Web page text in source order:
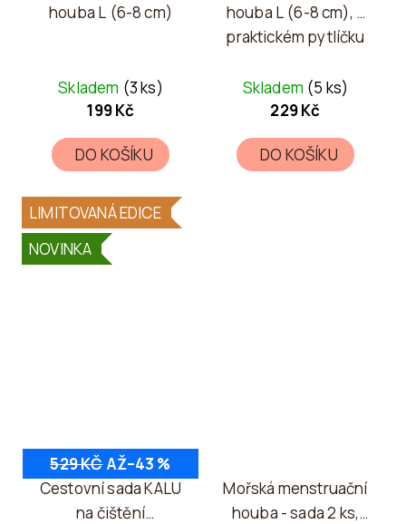
houba L (6-8 cm)
Skladem (3 ks)
199 Kč
DO KOŠÍKU
houba L (6-8 cm), v
praktickém pytlíčku
Skladem (5 ks)
229 Kč
DO KOŠÍKU
LIMITOVANÁ EDICE
NOVINKA
529 KČ AŽ–43 %
Cestovní sada KALU
na čištění
Mořská menstruační
houba - sada 2 ks,